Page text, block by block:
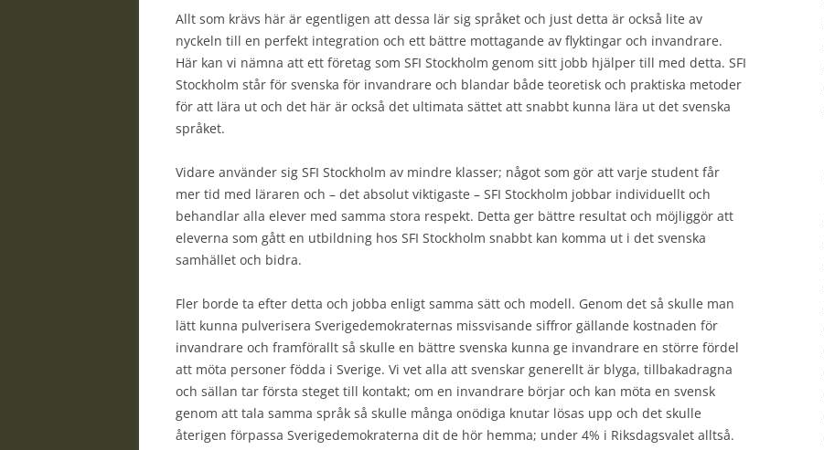
Allt som krävs här är egentligen att dessa lär sig språket och just detta är också lite av
nyckeln till en perfekt integration och ett bättre mottagande av flyktingar och invandrare.
Här kan vi nämna att ett företag som SFI Stockholm genom sitt jobb hjälper till med detta. SFI
Stockholm står för svenska för invandrare och blandar både teoretisk och praktiska metoder
för att lära ut och det här är också det ultimata sättet att snabbt kunna lära ut det svenska
språket.
Vidare använder sig SFI Stockholm av mindre klasser; något som gör att varje student får
mer tid med läraren och – det absolut viktigaste – SFI Stockholm jobbar individuellt och
behandlar alla elever med samma stora respekt. Detta ger bättre resultat och möjliggör att
eleverna som gått en utbildning hos SFI Stockholm snabbt kan komma ut i det svenska
samhället och bidra.
Fler borde ta efter detta och jobba enligt samma sätt och modell. Genom det så skulle man
lätt kunna pulverisera Sverigedemokraternas missvisande siffror gällande kostnaden för
invandrare och framförallt så skulle en bättre svenska kunna ge invandrare en större fördel
att möta personer födda i Sverige. Vi vet alla att svenskar generellt är blyga, tillbakadragna
och sällan tar första steget till kontakt; om en invandrare börjar och kan möta en svensk
genom att tala samma språk så skulle många onödiga knutar lösas upp och det skulle
återigen förpassa Sverigedemokraterna dit de hör hemma; under 4% i Riksdagsvalet alltså.